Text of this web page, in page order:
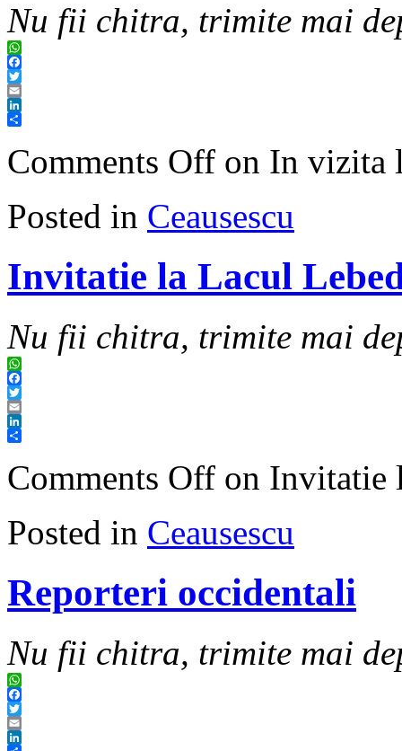
Nu fii chitra, trimite mai
WhatsApp
Facebook
Twitter
Email
LinkedIn
Comments Off on In vizita
Posted in Ceausescu
Invitatie la Lacul
Nu fii chitra, trimite mai
WhatsApp
Facebook
Twitter
Email
LinkedIn
Comments Off on Invitatie
Posted in Ceausescu
Reporteri occidentali
Nu fii chitra, trimite mai
WhatsApp
Facebook
Twitter
Email